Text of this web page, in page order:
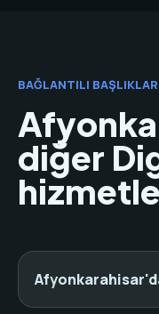
BAĞLANTILI BAŞLIKLAR
diğer